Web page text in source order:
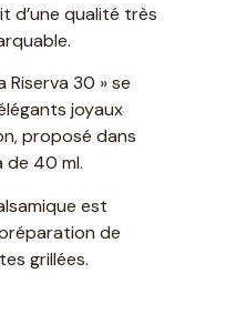
d’une qualité très
Riserva 30 » se
joyaux
proposé dans
de 40 ml.
est
de
grillées.